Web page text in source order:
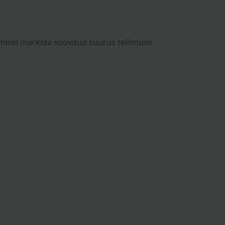
märkida soovitud suurus tellimuse